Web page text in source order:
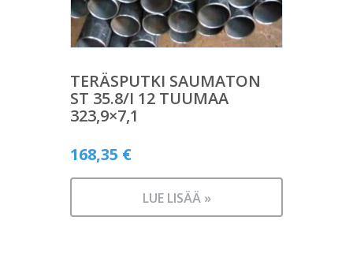
TERÄSPUTKI SAUMATON
ST 35.8/I 12 TUUMAA
323,9×7,1
168,35 €
LUE LISÄÄ »